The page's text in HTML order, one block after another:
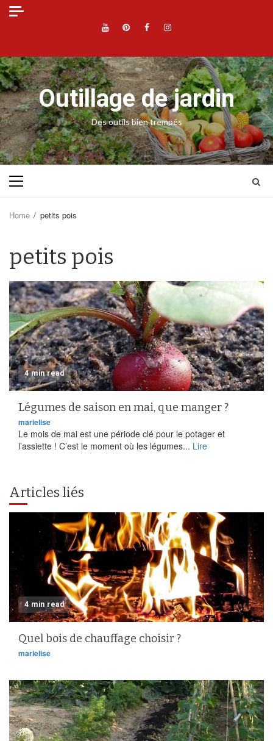
Skip
YouTube
Pinterest
Facebook
Instagram
Outillage de jardin
Des outils bien trempés
Primary
Home petits pois
petits pois
4 min read
Légumes de saison en mai, que manger ?
marielise
Le mois de mai est une période clé pour le potager et
l’assiette ! C’est le moment où les légumes... Lire
Articles liés
4 min read
Quel bois de chauffage choisir ?
marielise